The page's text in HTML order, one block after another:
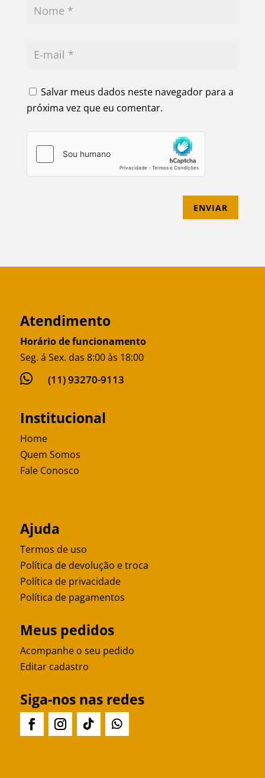
Salvar meus dados neste navegador para a
próxima vez que eu comentar.
ENVIAR
Atendimento
Horário de funcionamento
Seg. á Sex. das 8:00 às 18:00
 (11) 93270-9113
Institucional
Home
Quem Somos
Fale Conosco
Ajuda
Termos de uso
Política de devolução e troca
Política de privacidade
Política de pagamentos
Meus pedidos
Acompanhe o seu pedido
Editar cadastro
Siga-nos nas redes